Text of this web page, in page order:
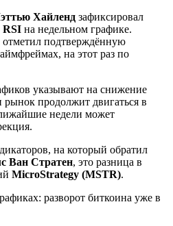
Хайленд зафиксировал
RSI на недельном графике.
отметил подтверждённую
на этот раз по
указывают на снижение
рынок продолжит двигаться в
недели может
на который обратил
Ван Стратен, это разница в
MicroStrategy (MSTR).